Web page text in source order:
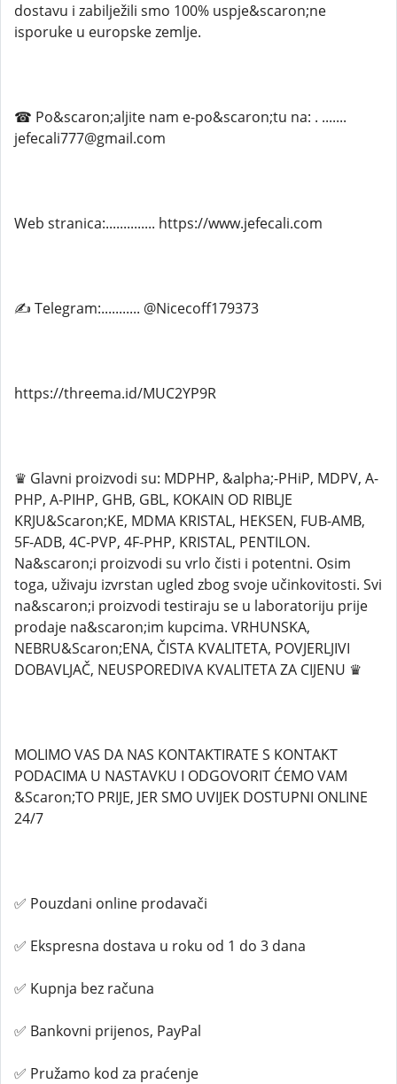
dostavu i zabilježili smo 100% uspje&scaron;ne
isporuke u europske zemlje.
☎ Po&scaron;aljite nam e-po&scaron;tu na: . .......
jefecali777@gmail.com
Web stranica:.............. https://www.jefecali.com
✍ Telegram:........... @Nicecoff179373
https://threema.id/MUC2YP9R
♛ Glavni proizvodi su: MDPHP, &alpha;-PHiP, MDPV, A-
PHP, A-PIHP, GHB, GBL, KOKAIN OD RIBLJE
KRJU&Scaron;KE, MDMA KRISTAL, HEKSEN, FUB-AMB,
5F-ADB, 4C-PVP, 4F-PHP, KRISTAL, PENTILON.
Na&scaron;i proizvodi su vrlo čisti i potentni. Osim
toga, uživaju izvrstan ugled zbog svoje učinkovitosti. Svi
na&scaron;i proizvodi testiraju se u laboratoriju prije
prodaje na&scaron;im kupcima. VRHUNSKA,
NEBRU&Scaron;ENA, ČISTA KVALITETA, POVJERLJIVI
DOBAVLJAČ, NEUSPOREDIVA KVALITETA ZA CIJENU ♛
MOLIMO VAS DA NAS KONTAKTIRATE S KONTAKT
PODACIMA U NASTAVKU I ODGOVORIT ĆEMO VAM
&Scaron;TO PRIJE, JER SMO UVIJEK DOSTUPNI ONLINE
24/7
✅ Pouzdani online prodavači
✅ Ekspresna dostava u roku od 1 do 3 dana
✅ Kupnja bez računa
✅ Bankovni prijenos, PayPal
✅ Pružamo kod za praćenje